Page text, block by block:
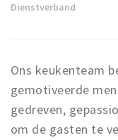
Over Eindhovens
Dienstverband
Ons keukenteam
gemotiveerde
gedreven,
om de gasten te